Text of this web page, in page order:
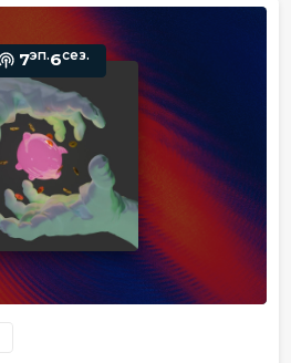
7эп.6сез.